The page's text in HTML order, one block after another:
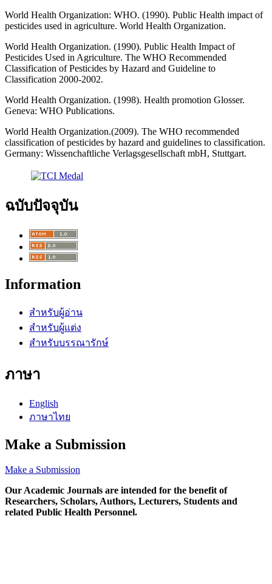
World Health Organization: WHO. (1990). Public Health impact of
pesticides used in agriculture. World Health Organization.
World Health Organization. (1990). Public Health Impact of
Pesticides Used in Agriculture. The WHO Recommended
Classification of Pesticides by Hazard and Guideline to
Classification 2000-2002.
World Health Organization. (1998). Health promotion Glosser.
Geneva: WHO Publications.
World Health Organization.(2009). The WHO recommended
classification of pesticides by hazard and guidelines to classification.
Germany: Wissenchaftliche Verlagsgesellschaft mbH, Stuttgart.
ฉบับปัจจุบัน
Information
สำหรับผู้อ่าน
สำหรับผู้แต่ง
สำหรับบรรณารักษ์
ภาษา
English
ภาษาไทย
Make a Submission
Make a Submission
Our Academic Journals are intended for the benefit of
Researchers, Scholars, Authors, Lecturers, Students and
related Public Health Personnel.